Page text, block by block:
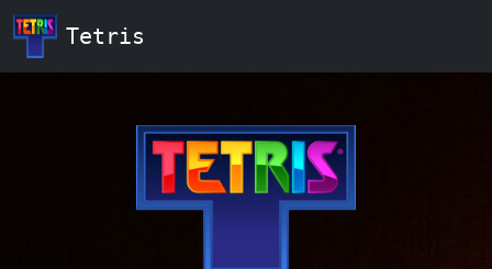
Tetris